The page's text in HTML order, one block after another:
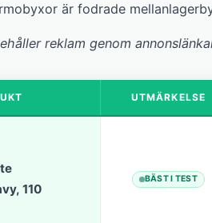
är fodrade
reklam genom
UTMÄRKELSE
110
BÄST I TEST